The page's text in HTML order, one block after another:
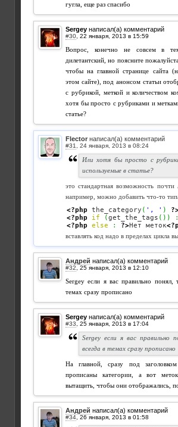
гугла, еще раз спасибо
Sergey написал(а) комментарий
#30
Вопрос, конечно не совсем в
дилетантский, но поясните
чтобы на главной странице сайта
этом сайте), под анонсом статьи
с рубрикой, меткой и количеством
хотя бы просто с рубриками и
статье?
Flector написал(а) комментарий
#31
Или хотя бы просто с
используемые в статье?
это стандартная возможность почти
например, можно добавить что-то
<?php the_category ( ', ' )
<?php
if (get_the_tags ( ) ) :
<?php
else : ?>Нет меток
вставлять код надо в пределах цикла
Андрей написал(а) комментарий
#32
Sergey если я вас правильно понял,
темах сразу прописано
Sergey написал(а) комментарий
#33
Sergey если я вас правильно
всегда в темах сразу прописано
На главной, сразу под
прописаны категории, а вот
вытащить, чтобы они отображались,
Андрей написал(а) комментарий
#34